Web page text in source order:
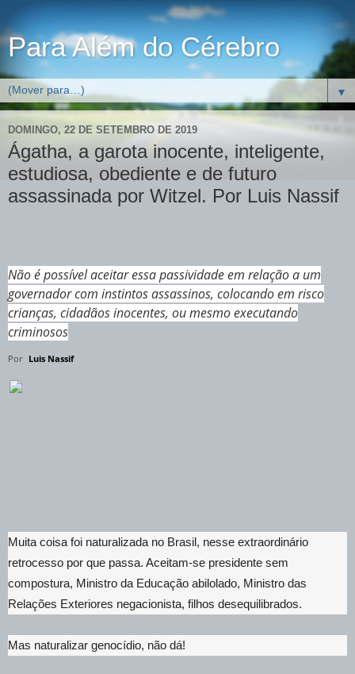
Para Além do Cérebro
▼
DOMINGO, 22 DE SETEMBRO DE 2019
Ágatha, a garota inocente, inteligente,
estudiosa, obediente e de futuro
assassinada por Witzel. Por Luis Nassif
Não é possível aceitar essa passividade em relação a um
governador com instintos assassinos, colocando em risco
crianças, cidadãos inocentes, ou mesmo executando
criminosos
Por Luis Nassif
Muita coisa foi naturalizada no Brasil, nesse extraordinário
retrocesso por que passa. Aceitam-se presidente sem
compostura, Ministro da Educação abilolado, Ministro das
Relações Exteriores negacionista, filhos desequilibrados.
Mas naturalizar genocídio, não dá!